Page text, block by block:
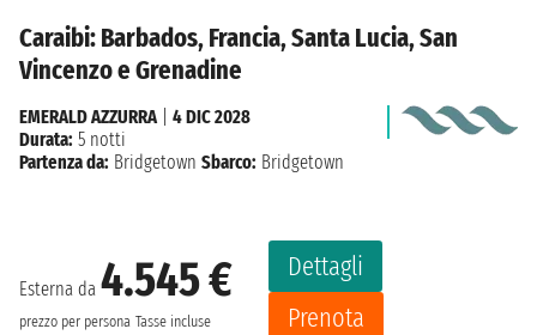
Caraibi: Barbados, Francia, Santa Lucia, San
Vincenzo e Grenadine
Esterna da 4.545 €
prezzo per persona Tasse incluse
Dettagli
Prenota
EMERALD AZZURRA
4 DIC 2028
Durata: 5 notti
Partenza da: Bridgetown Sbarco: Bridgetown